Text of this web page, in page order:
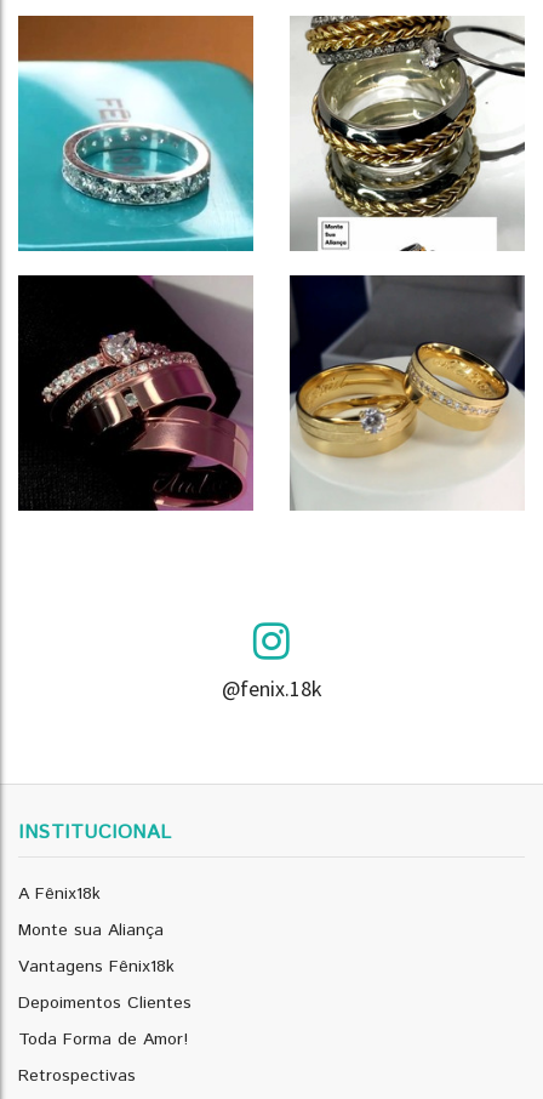
@fenix.18k
INSTITUCIONAL
A Fênix18k
Monte sua Aliança
Vantagens Fênix18k
Depoimentos Clientes
Toda Forma de Amor!
Retrospectivas